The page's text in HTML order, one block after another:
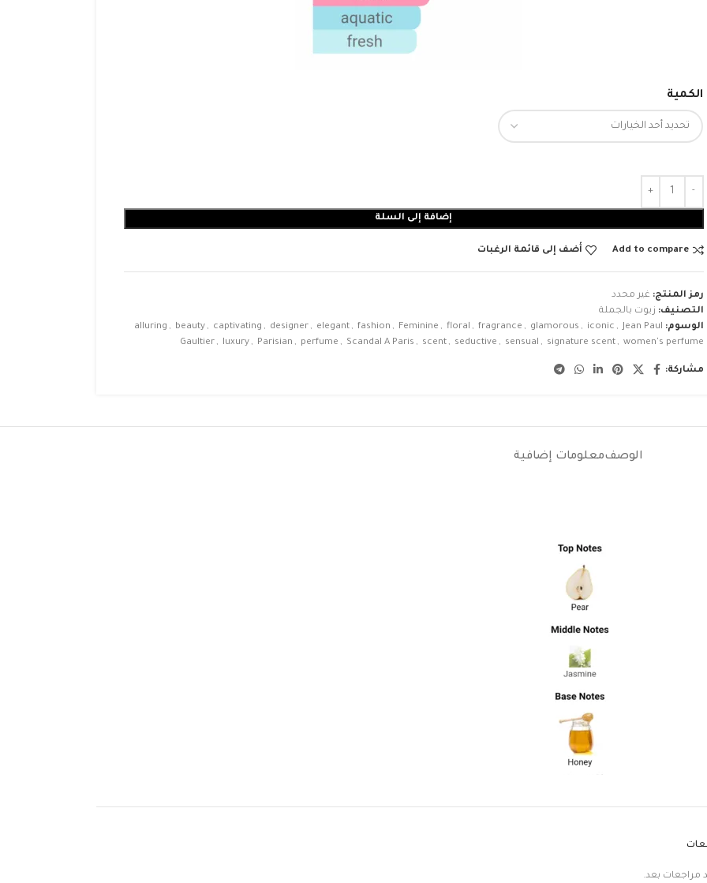
الكمية
إضافة إلى السلة
Add to compare أضف إلى قائمة الرغبات
رمز المنتج: غير محدد
التصنيف: زيوت بالجملة
الوسوم:
alluring , beauty , captivating , designer , elegant , fashion , Feminine , floral , fragrance , glamorous , iconic , Jean Paul
Gaultier , luxury , Parisian , perfume , Scandal A Paris , scent , seductive , sensual , signature scent , women's perfume
مشاركة:
الوصفمعلومات إضافية
مراجعات بعد.